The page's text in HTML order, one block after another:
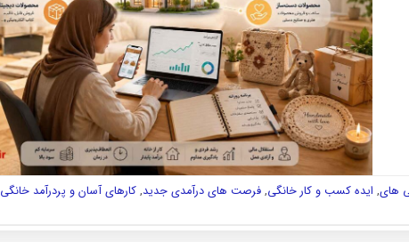
های, ایده کسب و کار خانگی,فرصت های درآمدی جدید,کارهای آسان و پردرآمد خانگی